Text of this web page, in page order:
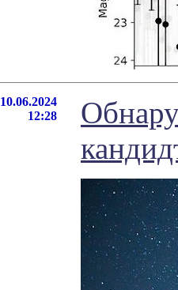
10.06.2024
12:28